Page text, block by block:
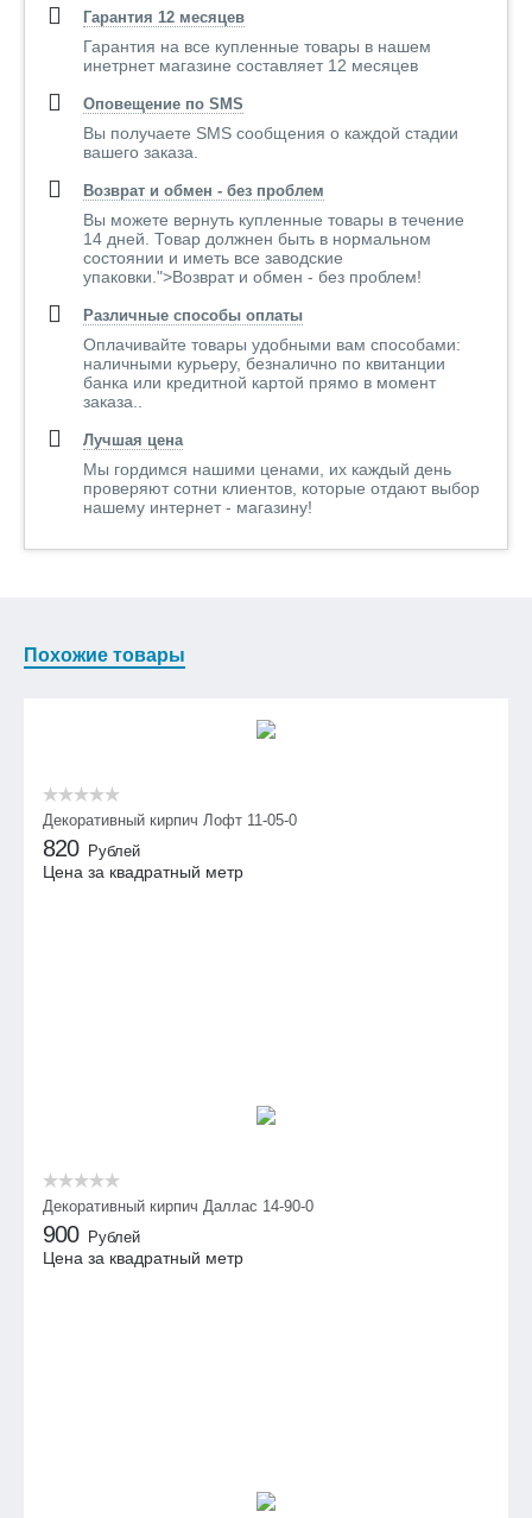
Гарантия 12 месяцев
Гарантия на все купленные товары в нашем
инетрнет магазине составляет 12 месяцев
Оповещение по SMS
Вы получаете SMS сообщения о каждой стадии
вашего заказа.
Возврат и обмен - без проблем
Вы можете вернуть купленные товары в течение
14 дней. Товар должнен быть в нормальном
состоянии и иметь все заводские
упаковки.">Возврат и обмен - без проблем!
Различные способы оплаты
Оплачивайте товары удобными вам способами:
наличными курьеру, безналично по квитанции
банка или кредитной картой прямо в момент
заказа..
Лучшая цена
Мы гордимся нашими ценами, их каждый день
проверяют сотни клиентов, которые отдают выбор
нашему интернет - магазину!
Похожие товары
Декоративный кирпич Лофт 11-05-0
820 Рублей
Цена за квадратный метр
Декоративный кирпич Даллас 14-90-0
900 Рублей
Цена за квадратный метр